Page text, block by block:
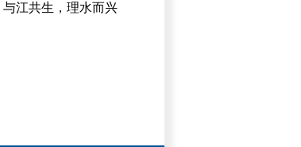
江共生，理水而兴